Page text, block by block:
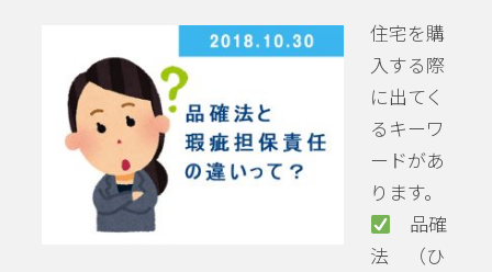
住宅を購
入する際
に出てく
るキーワ
ードがあ
ります。
品確
法 （ひ